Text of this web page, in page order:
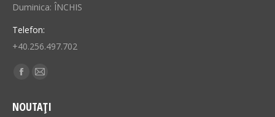
Duminica: ÎNCHIS
Telefon:
+40.256.497.702
Find us on:
Facebook
opens
Mail
opens
NOUTAȚI